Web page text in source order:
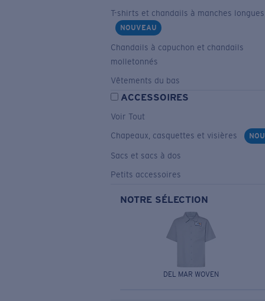
T-shirts et chandails à manches longues
NOUVEAU
Chandails à capuchon et chandails
molletonnés
Vêtements du bas
ACCESSOIRES
Voir Tout
Chapeaux, casquettes et visières
Sacs et sacs à dos
Petits accessoires
NOTRE SÉLECTION
DEL MAR WOVEN